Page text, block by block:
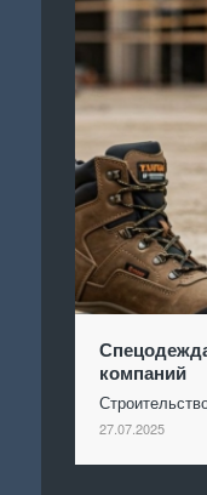
компаний
27.07.2025